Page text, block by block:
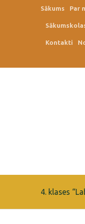
Sākums Par
Kontakti
4. klases